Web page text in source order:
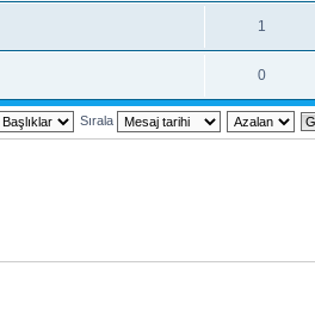
1
0
Sırala